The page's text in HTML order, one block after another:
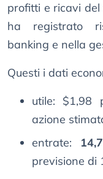
profitti e ricavi del
ha registrato
banking e nella
Questi i dati
utile: $1,98
azione
entrate:
previsione di